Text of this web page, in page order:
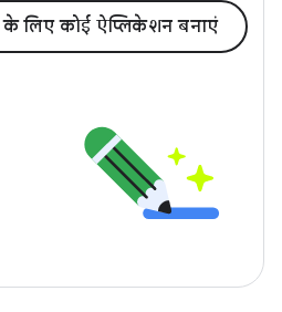
लिए कोई ऐप्लिकेशन बनाएं